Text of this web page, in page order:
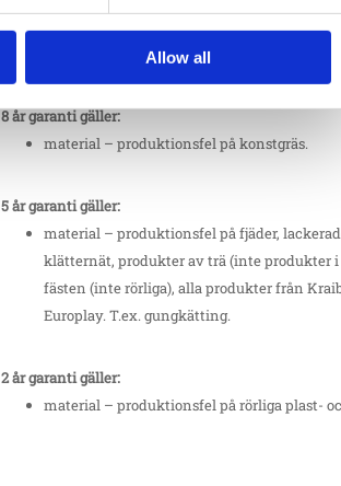
Allow all
material – produktionsfel på delar av lärk
Mot rost på produkter från Erlau:
8 år garanti gäller:
material – produktionsfel på konstgräs.
5 år garanti gäller:
material – produktionsfel på fjäder,
klätternät, produkter av trä (inte produkter
fästen (inte rörliga), alla produkter från
Europlay. T.ex. gungkätting.
2 år garanti gäller:
material – produktionsfel på rörliga plast-